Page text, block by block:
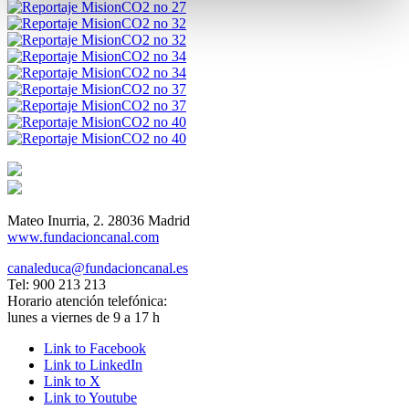
Mateo Inurria, 2. 28036 Madrid
www.fundacioncanal.com
canaleduca@fundacioncanal.es
Tel: 900 213 213
Horario atención telefónica:
lunes a viernes de 9 a 17 h
Link to Facebook
Link to LinkedIn
Link to X
Link to Youtube